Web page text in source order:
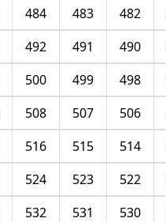
482
483
484
490
491
492
498
499
500
506
507
508
514
515
516
522
523
524
530
531
532